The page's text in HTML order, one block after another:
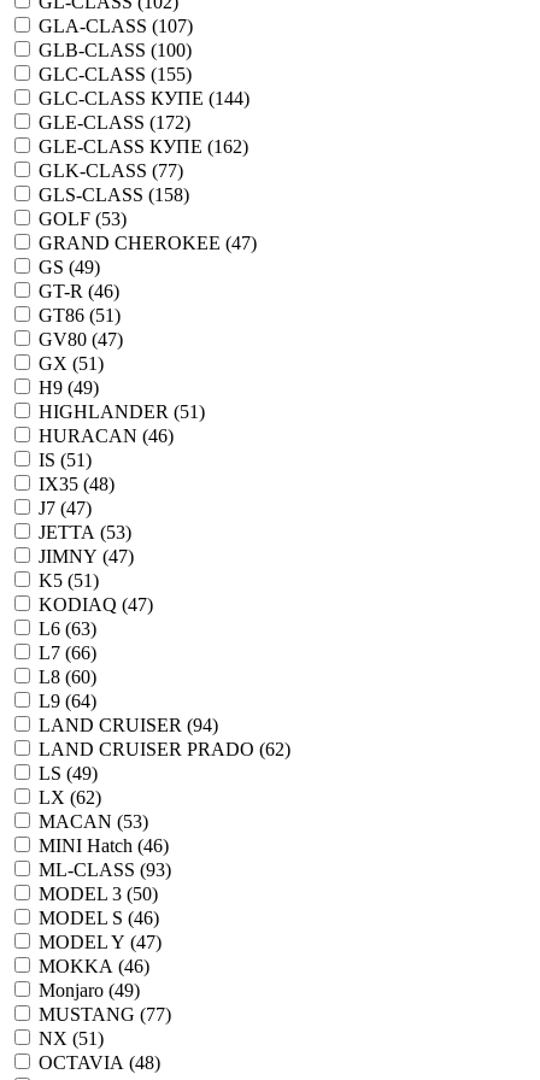
GLA-CLASS (107)
GLB-CLASS (100)
GLC-CLASS (155)
GLC-CLASS КУПЕ (144)
GLE-CLASS (172)
GLE-CLASS КУПЕ (162)
GLK-CLASS (77)
GLS-CLASS (158)
GOLF (53)
GRAND CHEROKEE (47)
GS (49)
GT-R (46)
GT86 (51)
GV80 (47)
GX (51)
H9 (49)
HIGHLANDER (51)
HURACAN (46)
IS (51)
IX35 (48)
J7 (47)
JETTA (53)
JIMNY (47)
K5 (51)
KODIAQ (47)
L6 (63)
L7 (66)
L8 (60)
L9 (64)
LAND CRUISER (94)
LAND CRUISER PRADO (62)
LS (49)
LX (62)
MACAN (53)
MINI Hatch (46)
ML-CLASS (93)
MODEL 3 (50)
MODEL S (46)
MODEL Y (47)
MOKKA (46)
Monjaro (49)
MUSTANG (77)
NX (51)
OCTAVIA (48)